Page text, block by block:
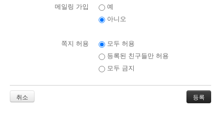
메일링 가입
예
아니오
쪽지 허용
모두 허용
등록된 친구들만 허용
모두 금지
취소